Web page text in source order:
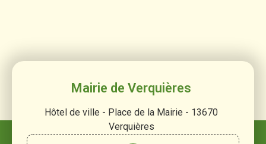
Mairie de Verquières
Hôtel de ville - Place de la Mairie - 13670
Verquières